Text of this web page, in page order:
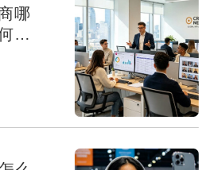
哪
选